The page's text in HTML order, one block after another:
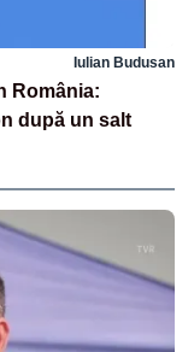
Iulian Budusan
România:
după un salt